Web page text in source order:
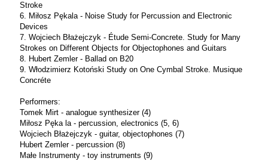
Stroke
6. Miłosz Pękala - Noise Study for Percussion and Electronic
Devices
7. Wojciech Błażejczyk - Étude Semi-Concrete. Study for Many
Strokes on Different Objects for Objectophones and Guitars
8. Hubert Zemler - Ballad on B20
9. Włodzimierz Kotoński Study on One Cymbal Stroke. Musique
Concréte
Performers:
Tomek Mirt - analogue synthesizer (4)
Miłosz Pęka la - percussion, electronics (5, 6)
Wojciech Błażejczyk - guitar, objectophones (7)
Hubert Zemler - percussion (8)
Małe Instrumenty - toy instruments (9)